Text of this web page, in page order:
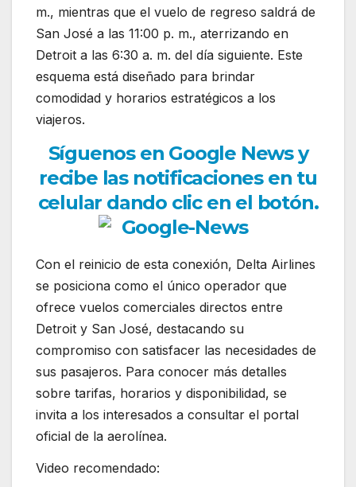
m., mientras que el vuelo de regreso saldrá de
San José a las 11:00 p. m., aterrizando en
Detroit a las 6:30 a. m. del día siguiente. Este
esquema está diseñado para brindar
comodidad y horarios estratégicos a los
viajeros.
Síguenos en Google News y
recibe las notificaciones en tu
celular dando clic en el botón.
Con el reinicio de esta conexión, Delta Airlines
se posiciona como el único operador que
ofrece vuelos comerciales directos entre
Detroit y San José, destacando su
compromiso con satisfacer las necesidades de
sus pasajeros. Para conocer más detalles
sobre tarifas, horarios y disponibilidad, se
invita a los interesados a consultar el portal
oficial de la aerolínea.
Video recomendado: